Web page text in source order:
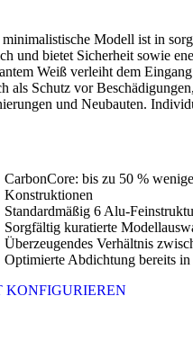
minimalistische Modell ist in
und bietet Sicherheit sowie
Weiß verleiht dem
als Schutz vor
und Neubauten.
CarbonCore: bis zu 50 %
Konstruktionen
Standardmäßig 6 Alu-
Sorgfältig kuratierte
Überzeugendes Verhältnis
Optimierte Abdichtung bereits in
KONFIGURIEREN